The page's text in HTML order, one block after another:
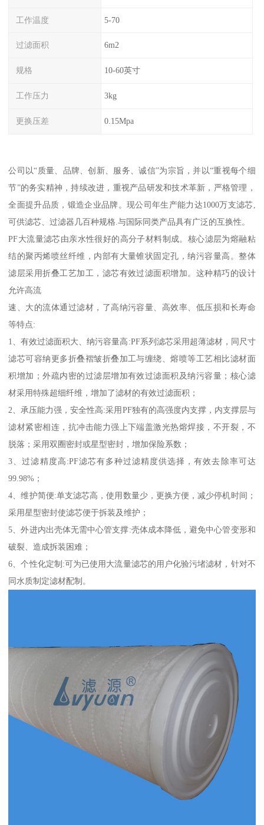
工作温度 5-70
过滤面积 6m2
规格 10-60英寸
工作压力 3kg
更换压差 0.15Mpa
公司以“质量、品牌、创新、服务、诚信”为宗旨，并以“重视每个细
节”的务实精神，持续改进，重视产品研发和技术革新，严格管理，
全面提升品质，锻造企业品牌。现公司年生产能力达1000万支滤芯,
可供滤芯、过滤器几百种规格.与国际同类产品具有广泛的互换性。
PF大流量滤芯由亲水性很好的高分子材料制成。核心滤层为熔融粘
结的聚丙烯喷丝纤维，内部有大量锥状固定孔，纳污容量高。整体
滤层采用折叠工艺加工，滤芯有效过滤面积增加。这种精巧的设计
允许高流
速、大的流体通过滤材，了高纳污容量、高效率、低压损和长寿命
等特点:
1、有效过滤面积大、纳污容量高:PF系列滤芯采用超薄滤材，同尺寸
滤芯可容纳更多折叠褶皱折叠加工与缠绕、熔喷等工艺相比滤材面
积增加；外疏内密的过滤层增加有效过滤面积及纳污容量；核心滤
材采用特殊超细纤维，增加了滤材的有效过滤面积；
2、承压能力强，安全性高:采用PF独有的高强度内支撑，内支撑层与
滤材紧密相连，抗冲击能力强上下端盖激光热熔焊接，不开裂，不
脱落；采用双圈密封或星型密封，增加保险系数；
3、过滤精度高:PF滤芯有多种过滤精度供选择，有效去除率可达
99.98%；
4、维护简便:单支滤芯高，使用数量少，更换方便，减少停机时间；
采用星型密封使滤芯便于拆装及维护；
5、外进内出壳体无需中心管支撑:壳体成本降低，避免中心管变形和
破裂、造成拆装困难；
6、个性化定制:可为已使用大流量滤芯的用户化验污堵滤材，针对不
同水质制定滤材配制。